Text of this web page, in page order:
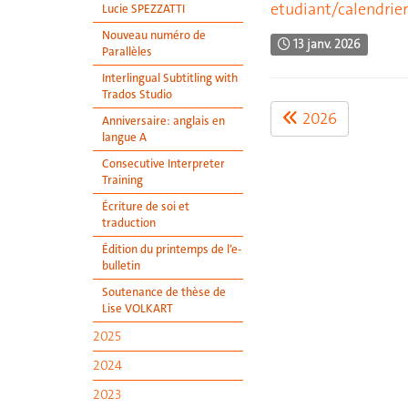
Lucie SPEZZATTI
Nouveau numéro de
Parallèles
Interlingual Subtitling with
Trados Studio
Anniversaire: anglais en
langue A
Consecutive Interpreter
Training
Écriture de soi et
traduction
Édition du printemps de l’e-
bulletin
Soutenance de thèse de
Lise VOLKART
2025
2024
2023
etudiant/
13 janv. 2026
2026